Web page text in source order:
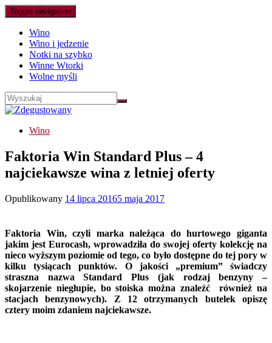
Toggle navigation
Wino
Wino i jedzenie
Notki na szybko
Winne Wtorki
Wolne myśli
Wino
Faktoria Win Standard Plus – 4
najciekawsze wina z letniej oferty
Opublikowany 14 lipca 20165 maja 2017
Faktoria Win, czyli marka należąca do hurtowego giganta
jakim jest Eurocash, wprowadziła do swojej oferty kolekcję na
nieco wyższym poziomie od tego, co było dostępne do tej pory w
kilku tysiącach punktów. O jakości „premium” świadczy
straszna nazwa Standard Plus (jak rodzaj benzyny –
skojarzenie niegłupie, bo stoiska można znaleźć również na
stacjach benzynowych). Z 12 otrzymanych butelek opiszę
cztery moim zdaniem najciekawsze.